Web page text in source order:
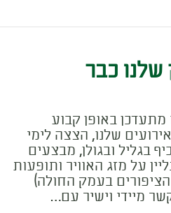
שלנו כבר
מתעדכן באופן קבוע
שלנו, הצצה לימי
בגליל ובגולן, מבצעים
על מזג האוויר ותופעות
בעמק החולה)
מיידי וישיר עם…